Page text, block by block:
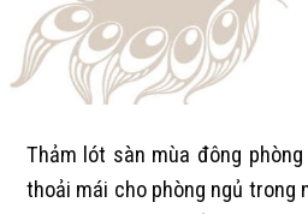
Thảm lót sàn mùa đông
thoải mái cho phòng ngủ trong